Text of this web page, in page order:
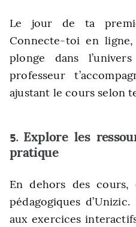
Le jour de ta
Connecte-toi en
plonge dans
professeur
ajustant le cours selon
5. Explore les
pratique
En dehors des cours,
pédagogiques
aux exercices